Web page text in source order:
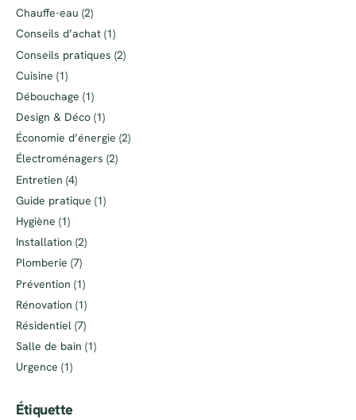
Chauffe-eau (2)
Conseils d’achat (1)
Conseils pratiques (2)
Cuisine (1)
Débouchage (1)
Design & Déco (1)
Économie d’énergie (2)
Électroménagers (2)
Entretien (4)
Guide pratique (1)
Hygiène (1)
Installation (2)
Plomberie (7)
Prévention (1)
Rénovation (1)
Résidentiel (7)
Salle de bain (1)
Urgence (1)
Étiquette